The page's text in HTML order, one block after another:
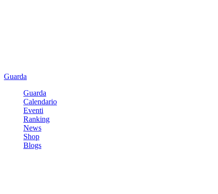
Guarda
Guarda
Calendario
Eventi
Ranking
News
Shop
Blogs